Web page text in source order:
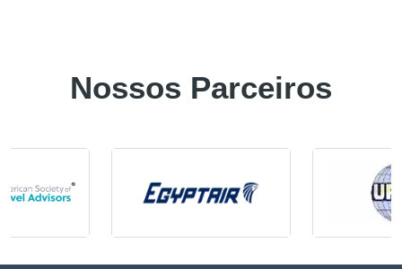
Nossos Parceiros